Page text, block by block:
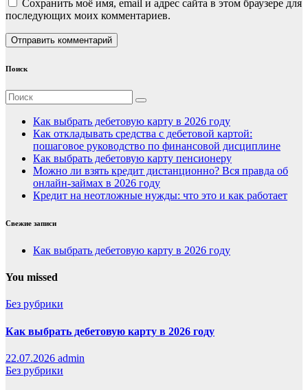
Сохранить моё имя, email и адрес сайта в этом браузере для
последующих моих комментариев.
Поиск
Как выбрать дебетовую карту в 2026 году
Как откладывать средства с дебетовой картой:
пошаговое руководство по финансовой дисциплине
Как выбрать дебетовую карту пенсионеру
Можно ли взять кредит дистанционно? Вся правда об
онлайн-займах в 2026 году
Кредит на неотложные нужды: что это и как работает
Свежие записи
Как выбрать дебетовую карту в 2026 году
You missed
Без рубрики
Как выбрать дебетовую карту в 2026 году
22.07.2026 admin
Без рубрики